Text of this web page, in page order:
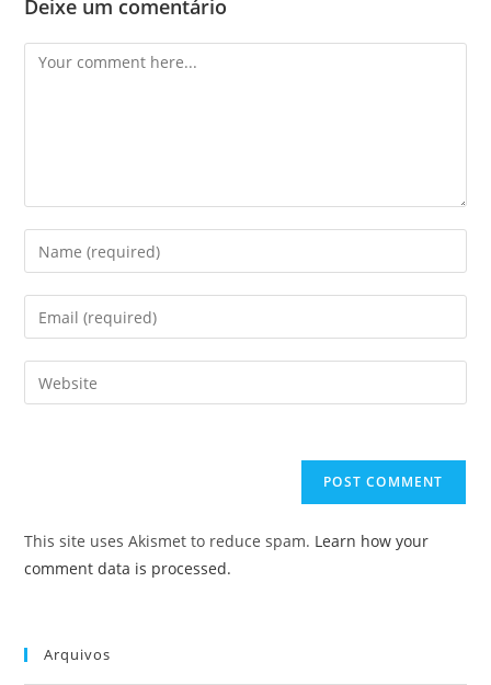
Deixe um comentário
Comment
Enter
your
name
comment
Enter
your
email
address
Enter
your
This site uses Akismet to reduce spam. Learn how your
comment data is processed.
Arquivos